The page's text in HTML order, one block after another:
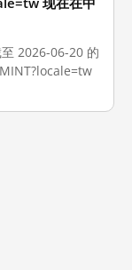
2026-06-20 的